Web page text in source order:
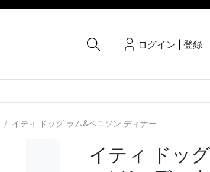
ログイン 登録
イティ ドッグ ラム&ベニソン ディナー
イティ ドッ